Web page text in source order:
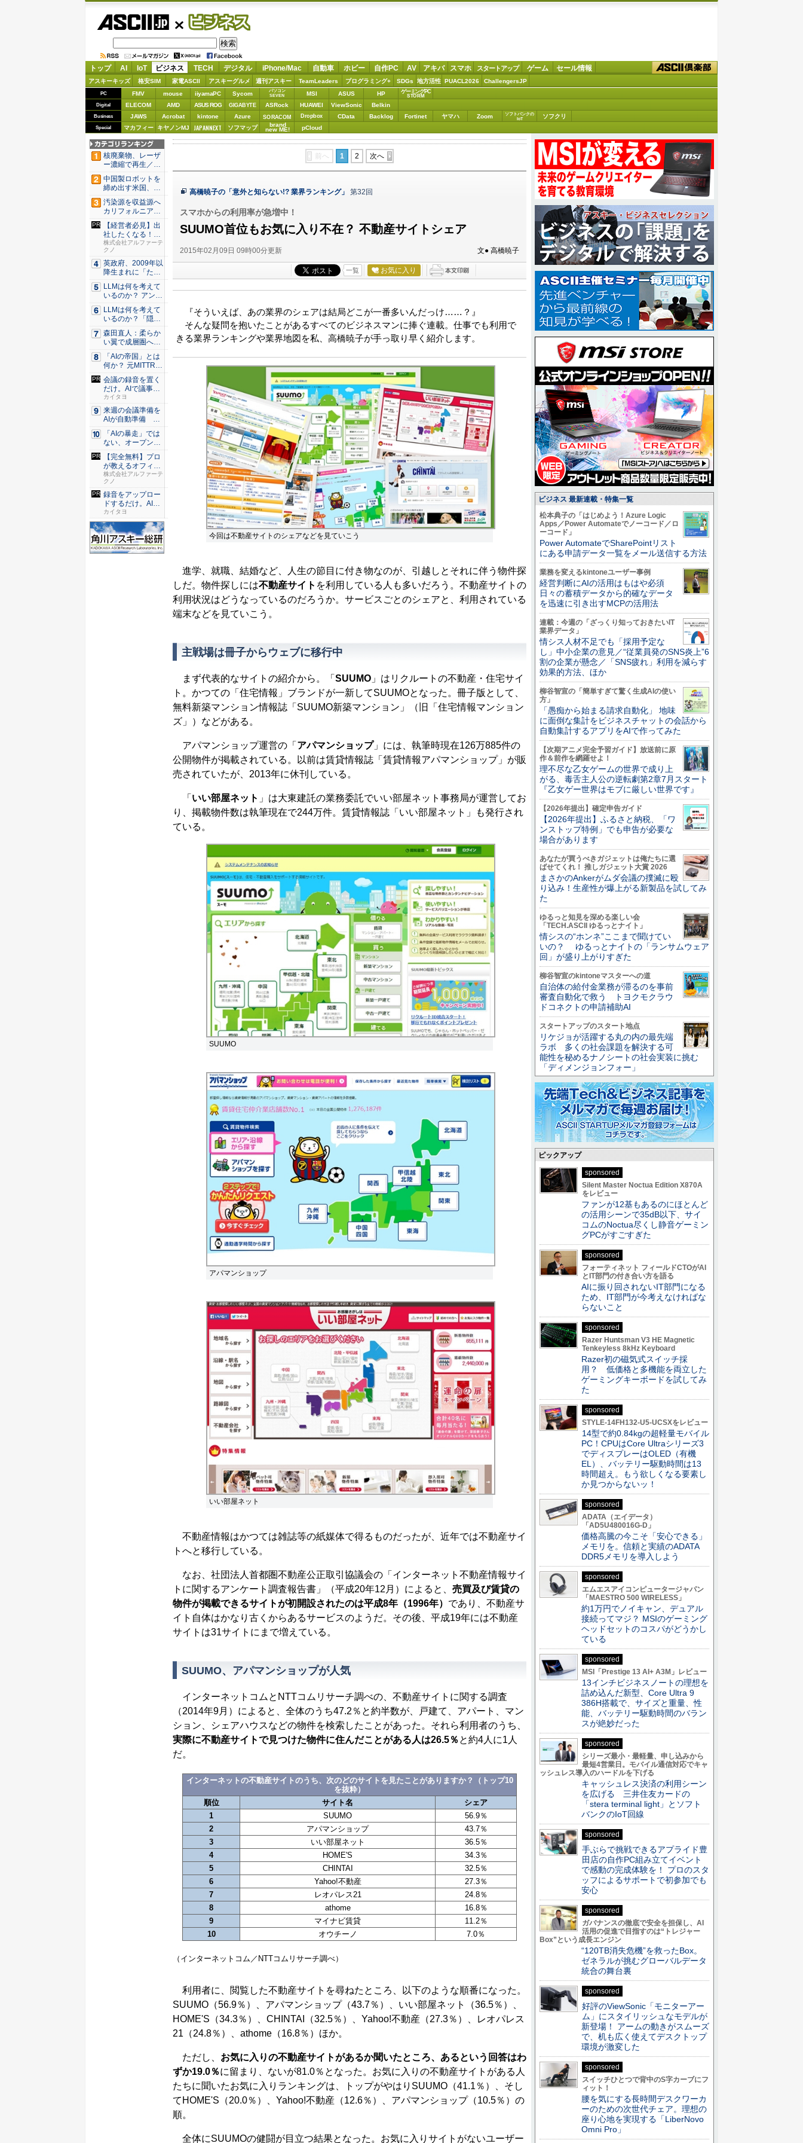
ビジネス
トップ AI IoT ビジネス TECH デジタル iPhone/Mac 自動車 ホビー 自作PC AV アキバ スマホ スタートアップ ゲーム セール情報
アスキーキッズ 格安SIM 家電ASCII アスキーグルメ 週刊アスキー TeamLeaders プログラミング+ SDGs 地方活性 PUACL2026 ChallengersJP
PC FMV mouse iiyamaPC Sycom
パソコン
SEVEN
MSI ASUS HP ゲーミングPC
STORM
Digital ELECOM AMD ASUS ROG GIGABYTE ASRock HUAWEI ViewSonic Belkin
Business JAWS Acrobat kintone Azure SORACOM Dropbox CData Backlog Fortinet ヤマハ Zoom
ソフトバンクの
IoT
ソフクリ
Special マカフィー キヤノンMJ JAPANNEXT ソフマップ brand
new ME! pCloud
前へ 1 2 次へ
高橋暁子の「意外と知らない!? 業界ランキング」 第32回
スマホからの利用率が急増中！
SUUMO首位もお気に入り不在？ 不動産サイトシェア
2015年02月09日 09時00分更新 文● 高橋暁子
一覧 お気に入り
『そういえば、あの業界のシェアは結局どこが一番多いんだっけ……？』
そんな疑問を抱いたことがあるすべてのビジネスマンに捧ぐ連載。仕事でも利用で
きる業界ランキングや業界地図を私、高橋暁子が手っ取り早く紹介します。
今回は不動産サイトのシェアなどを見ていこう
進学、就職、結婚など、人生の節目に付き物なのが、引越しとそれに伴う物件探
しだ。物件探しには不動産サイト を利用している人も多いだろう。不動産サイトの
利用状況はどうなっているのだろうか。サービスごとのシェアと、利用されている
端末などを見ていこう。
主戦場は冊子からウェブに移行中
まず代表的なサイトの紹介から。「 SUUMO 」はリクルートの不動産・住宅サイ
ト。かつての「住宅情報」ブランドが一新してSUUMOとなった。冊子版として、
無料新築マンション情報誌「SUUMO新築マンション」（旧「住宅情報マンション
ズ」）などがある。
アパマンショップ運営の「 アパマンショップ」には、執筆時現在126万885件の
公開物件が掲載されている。以前は賃貸情報誌「賃貸情報アパマンショップ」が販
売されていたが、2013年に休刊している。
「 いい部屋ネット 」は大東建託の業務委託でいい部屋ネット事務局が運営してお
り、掲載物件数は執筆現在で244万件。賃貸情報誌「いい部屋ネット」も発行され
ている。
SUUMO
アパマンショップ
いい部屋ネット
不動産情報はかつては雑誌等の紙媒体で得るものだったが、近年では不動産サイ
トへと移行している。
なお、社団法人首都圏不動産公正取引協議会の「インターネット不動産情報サイ
トに関するアンケート調査報告書」（平成20年12月）によると、 売買及び賃貸の
物件が掲載できるサイトが初開設されたのは平成8年（1996年） であり、不動産サ
イト自体はかなり古くからあるサービスのようだ。その後、平成19年には不動産
サイトは31サイトにまで増えている。
SUUMO、アパマンショップが人気
インターネットコムとNTTコムリサーチ調べの、不動産サイトに関する調査
（2014年9月）によると、全体のうち47.2％と約半数が、戸建て、アパート、マン
ション、シェアハウスなどの物件を検索したことがあった。それら利用者のうち、
実際に不動産サイトで見つけた物件に住んだことがある人は26.5％ と約4人に1人
だ。
インターネットの不動産サイトのうち、次のどのサイトを見たことがありますか？（トップ10
を抜粋）
順位
サイト名
シェア
1
SUUMO
56.9％
2
アパマンショップ
43.7％
3
いい部屋ネット
36.5％
4
HOME'S
34.3％
5
CHINTAI
32.5％
6
Yahoo!不動産
27.3％
7
レオパレス21
24.8％
8
athome
16.8％
9
マイナビ賃貸
11.2％
10
オウチーノ 7.0％
（インターネットコム／NTTコムリサーチ調べ）
利用者に、閲覧した不動産サイトを尋ねたところ、以下のような順番になった。
SUUMO（56.9％）、アパマンショップ（43.7％）、いい部屋ネット（36.5％）、
HOME'S（34.3％）、CHINTAI（32.5％）、Yahoo!不動産（27.3％）、レオパレス
21（24.8％）、athome（16.8％）ほか。
ただし、 お気に入りの不動産サイトがあるか聞いたところ、あるという回答はわ
ずか19.0％に留まり、ないが81.0％となった。お気に入りの不動産サイトがある人
たちに聞いたお気に入りランキングは、トップがやはりSUUMO（41.1％）、そし
てHOME'S（20.0％）、Yahoo!不動産（12.6％）、アパマンショップ（10.5％）の
順。
全体にSUUMOの健闘が目立つ結果となった。お気に入りサイトがないユーザー
核廃棄物、レーザ
ー濃縮で再生／ブ
タ腎臓、...
中国製ロボットを
締め出す米国、そ
の研究は...
汚染源を収益源へ
カリフォルニア酪
農が頼...
【経営者必見】出
社したくなる！社
員を活か...
株式会社アルファーテ
クノ
英政府、2009年以
降生まれに「たば
こ販...
LLMは何を考えて
いるのか？ アンソ
ロピ...
LLMは何を考えて
いるのか？「隠れ
た領域...
森田直人：柔らか
い翼で成層圏へ、
HAPS...
「AIの帝国」とは
何か？ 元MITTR
記...
会議の録音を置く
だけ。AIで議事録
作成を...
カイタヨ
来週の会議準備を
AIが自動準備
「Cop...
「AIの暴走」では
ない、オープンAI
のモ...
【完全無料】プロ
が教えるオフィス
構築案の...
株式会社アルファーテ
クノ
録音をアップロー
ドするだけ。AIが
速く正...
カイタヨ
ビジネス 最新連載・特集一覧
松本典子の「はじめよう！Azure Logic
Apps／Power Automateでノーコード／ロ
ーコード」
Power AutomateでSharePointリスト
にある申請データ一覧をメール送信する方法
業務を変えるkintoneユーザー事例
経営判断にAIの活用はもはや必須
日々の蓄積データから的確なデータ
を迅速に引き出すMCPの活用法
連載：今週の「ざっくり知っておきたいIT
業界データ」
情シス人材不足でも「採用予定な
し」中小企業の意見／“従業員発のSNS炎上”6
割の企業が懸念／「SNS疲れ」利用を減らす
効果的方法、ほか
柳谷智宣の「簡単すぎて驚く生成AIの使い
方」
「愚痴から始まる請求自動化」 地味
に面倒な集計をビジネスチャットの会話から
自動集計するアプリをAIで作ってみた
【次期アニメ完全予習ガイド】放送前に原
作＆前作を網羅せよ！
理不尽な乙女ゲームの世界で成り上
がる、毒舌主人公の逆転劇第2章7月スタート
『乙女ゲー世界はモブに厳しい世界です』
【2026年提出】確定申告ガイド
【2026年提出】ふるさと納税、「ワ
ンストップ特例」でも申告が必要な
場合があります
あなたが買うべきガジェットは俺たちに選
ばせてくれ！ 推しガジェット大賞 2026
まさかのAnkerがムダ会議の撲滅に殴
り込み！生産性が爆上がる新製品を試してみ
た
ゆるっと知見を深める楽しい会
「TECH.ASCII ゆるっとナイト」
情シスの“ホンネ”ここまで聞けてい
いの？ ゆるっとナイトの「ランサムウェア
回」が盛り上がりすぎた
柳谷智宣のkintoneマスターへの道
自治体の給付金業務が滞るのを事前
審査自動化で救う トヨクモクラウ
ドコネクトの申請補助AI
スタートアップのスタート地点
リケジョが活躍する丸の内の最先端
ラボ 多くの社会課題を解決する可
能性を秘めるナノシートの社会実装に挑む
「ディメンジョンフォー」
ピックアップ
sponsored
Silent Master Noctua Edition X870A
をレビュー
ファンが12基もあるのにほとんど
の活用シーンで35dB以下、サイ
コムのNoctua尽くし静音ゲーミン
グPCがすごすぎた
sponsored
フォーティネット フィールドCTOがAI
とIT部門の付き合い方を語る
AIに振り回されないIT部門になる
ため、IT部門が今考えなければな
らないこと
sponsored
Razer Huntsman V3 HE Magnetic
Tenkeyless 8kHz Keyboard
Razer初の磁気式スイッチ採
用？ 低価格と多機能を両立した
ゲーミングキーボードを試してみ
た
sponsored
STYLE-14FH132-U5-UCSXをレビュー
14型で約0.84kgの超軽量モバイル
PC！CPUはCore Ultraシリーズ3
でディスプレーはOLED（有機
EL）、バッテリー駆動時間は13
時間超え。もう欲しくなる要素し
か見つからないッ！
sponsored
ADATA（エイデータ）
「AD5U480016G-D」
価格高騰の今こそ「安心できる」
メモリを。信頼と実績のADATA
DDR5メモリを導入しよう
sponsored
エムエスアイコンピュータージャパン
「MAESTRO 500 WIRELESS」
約1万円でノイキャン、デュアル
接続ってマジ？ MSIのゲーミング
ヘッドセットのコスパがどうかし
ている
sponsored
MSI「Prestige 13 AI+ A3M」レビュー
13インチビジネスノートの理想を
詰め込んだ新型、Core Ultra 9
386H搭載で、サイズと重量、性
能、バッテリー駆動時間のバラン
スが絶妙だった
sponsored
シリーズ最小・最軽量、申し込みから
最短4営業日。モバイル通信対応でキャ
ッシュレス導入のハードルを下げる
キャッシュレス決済の利用シーン
を広げる 三井住友カードの
「stera terminal light」とソフト
バンクのIoT回線
sponsored
手ぶらで挑戦できるアプライド豊
田店の自作PC組み立てイベント
で感動の完成体験を！ プロのスタ
ッフによるサポートで初参加でも
安心
sponsored
ガバナンスの徹底で安全を担保し、AI
活用の促進で目指すのは“トレジャー
Box”という成長エンジン
“120TB消失危機”を救ったBox。
ゼネラルが挑むグローバルデータ
統合の舞台裏
sponsored
好評のViewSonic「モニターアー
ム」にスタイリッシュなモデルが
新登場！ アームの動きがスムーズ
で、机も広く使えてデスクトップ
環境が激変した
sponsored
スイッチひとつで背中のS字カーブにフ
ィット！
腰を気にする長時間デスクワーカ
ーのための次世代チェア。理想の
座り心地を実現する「LiberNovo
Omni Pro」